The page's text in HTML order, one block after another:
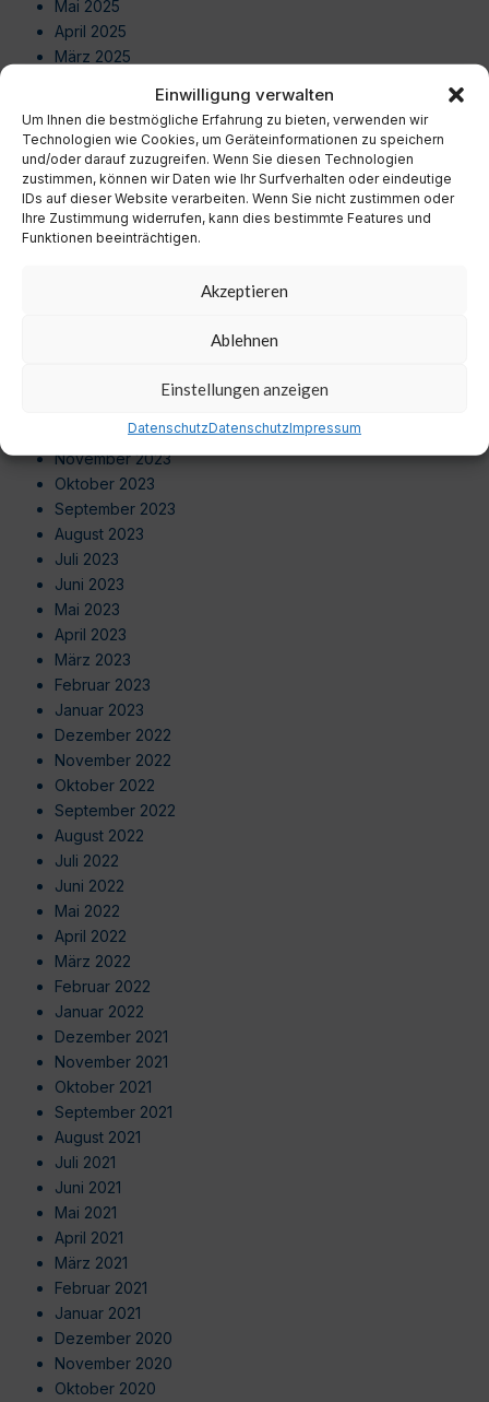
Einwilligung verwalten
Um Ihnen die bestmögliche Erfahrung zu bieten, verwenden wir
Technologien wie Cookies, um Geräteinformationen zu speichern
und/oder darauf zuzugreifen. Wenn Sie diesen Technologien
zustimmen, können wir Daten wie Ihr Surfverhalten oder eindeutige
IDs auf dieser Website verarbeiten. Wenn Sie nicht zustimmen oder
Ihre Zustimmung widerrufen, kann dies bestimmte Features und
Funktionen beeinträchtigen.
Akzeptieren
Ablehnen
Einstellungen anzeigen
DatenschutzDatenschutzImpressum
Mai 2025
April 2025
März 2025
Dezember 2024
November 2024
Oktober 2024
September 2024
August 2024
Dezember 2023
November 2023
Oktober 2023
September 2023
August 2023
Juli 2023
Juni 2023
Mai 2023
April 2023
März 2023
Februar 2023
Januar 2023
Dezember 2022
November 2022
Oktober 2022
September 2022
August 2022
Juli 2022
Juni 2022
Mai 2022
April 2022
März 2022
Februar 2022
Januar 2022
Dezember 2021
November 2021
Oktober 2021
September 2021
August 2021
Juli 2021
Juni 2021
Mai 2021
April 2021
März 2021
Februar 2021
Januar 2021
Dezember 2020
November 2020
Oktober 2020